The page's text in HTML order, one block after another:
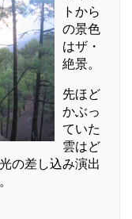
トから
の景色
はザ・
絶景。
先ほど
かぶっ
ていた
雲はど
の差し込み演出